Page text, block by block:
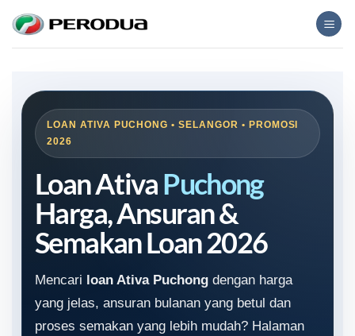
content
LOAN ATIVA PUCHONG • SELANGOR • PROMOSI
2026
Loan AtivaPuchong
Harga, Ansuran &
Semakan Loan 2026
Mencari loan Ativa Puchong dengan harga
yang jelas, ansuran bulanan yang betul dan
proses semakan yang lebih mudah? Halaman